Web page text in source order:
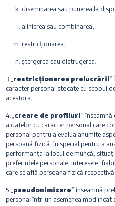
diseminarea sau punerea la
alinierea sau combinarea,
restricționarea,
ștergerea sau distrugerea.
3.„ restricționarea prelucrării
caracter personal stocate cu scopul
acestora;
4.„ creare de profiluri”
a datelor cu caracter personal care
personal pentru a evalua anumite
persoană fizică, în special pentru a
performanța la locul de muncă,
preferințele personale, interesele,
care se află persoana fizică
5.„ pseudonimizare” înseamnă
personal într-un asemenea mod